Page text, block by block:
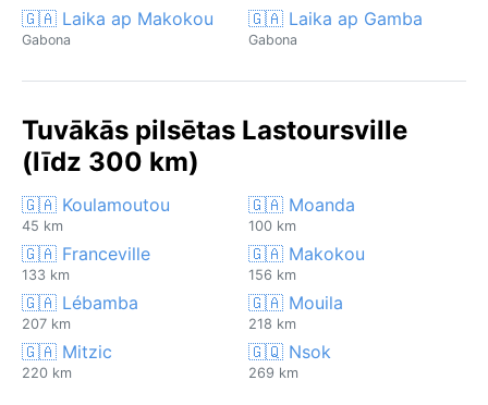
🇬🇦 Laika ap Makokou
Gabona
🇬🇦 Laika ap Gamba
Gabona
Tuvākās pilsētas Lastoursville
(līdz 300 km)
🇬🇦 Koulamoutou
45 km
🇬🇦 Moanda
100 km
🇬🇦 Franceville
133 km
🇬🇦 Makokou
156 km
🇬🇦 Lébamba
207 km
🇬🇦 Mouila
218 km
🇬🇦 Mitzic
220 km
🇬🇶 Nsok
269 km